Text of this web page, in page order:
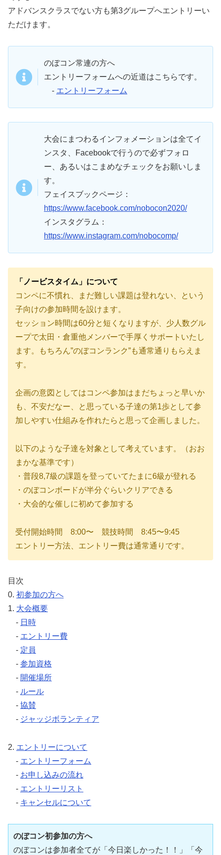
アドバンスクラスでない方も第3グループへエントリーい
ただけます。
のぼコン常連の方へ
エントリーフォームへの近道はこちらです。
- エントリーフォーム
大会にまつわるインフォメーションは全てイ
ンスタ、Facebookで行うので必ずフォロ
ー、あるいはこまめなチェックをお願いしま
す。
フェイスブックページ：
https://www.facebook.com/nobocon2020/
インスタグラム：
https://www.instagram.com/nobocomp/
「ノービスタイム」について
コンペに不慣れ、まだ難しい課題は登れない、という
子向けの参加時間を設けます。
セッション時間は60分と短くなりますが、少人数グル
ープで太田・倉重他メンバーで手厚くサポートいたし
ます。もちろん”のぼコンランク”も通常通りもらえま
す。
企画の意図としてはコンペ参加はまだちょっと早いか
も、不安だなー、と思っている子達の第1歩として参
加しやすい仕組みを作れたらと思って企画しました。
以下のような子達を対象として考えています。（おお
まかな基準です）
・普段8,7級の課題を登っていてたまに6級が登れる
・のぼコンボードが半分ぐらいクリアできる
・大会的な催しに初めて参加する
受付開始時間 8:00〜 競技時間 8:45〜9:45
エントリー方法、エントリー費は通常通りです。
目次
0. 初参加の方へ
1. 大会概要
- 日時
- エントリー費
- 定員
- 参加資格
- 開催場所
- ルール
- 協賛
- ジャッジボランティア
2. エントリーについて
- エントリーフォーム
- お申し込みの流れ
- エントリーリスト
- キャンセルについて
のぼコン初参加の方へ
のぼコンは参加者全てが「今日楽しかった！！」「今